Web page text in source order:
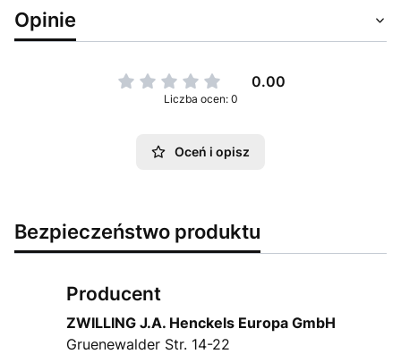
Opinie
0.00
Liczba ocen: 0
Oceń i opisz
Bezpieczeństwo produktu
Producent
ZWILLING J.A. Henckels Europa GmbH
Gruenewalder Str. 14-22